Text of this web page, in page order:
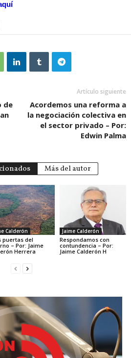
de
Artículo siguiente
Acordemos una reforma a
la negociación colectiva en
el sector privado – Por:
Edwin Palma
Más del autor
Calderón
puertas del
– Por: Jaime
Herrera
Jaime Calderón
Respondamos con
contundencia – Por:
Jaime Calderón H